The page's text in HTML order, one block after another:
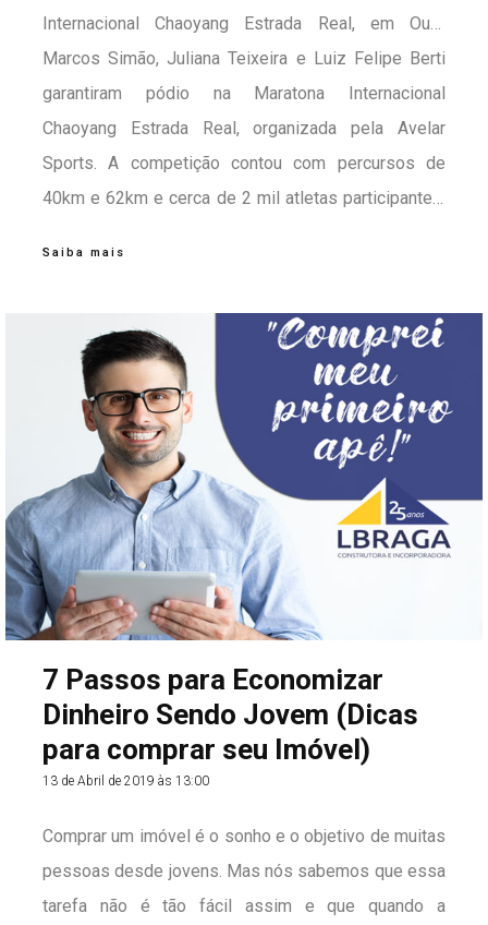
Internacional Chaoyang Estrada Real, em Ouro
Branco, Minas Gerais, e da GP Ravelli em Jacutinga,
também em MG.
Marcos Simão, Juliana Teixeira e Luiz Felipe Berti
garantiram pódio na Maratona Internacional
Chaoyang Estrada Real, organizada pela Avelar
Sports. A competição contou com percursos de
40km e 62km e cerca de 2 mil atletas participantes,
na categoria Sub 30, também percurso completo, e
Luiz Felipe ficou com a 2ª colocação na categoria
Master, percurso reduzido. Na GP Ravelli, o atleta
Marcos garantiu a 1ª colocação na categoria Master
A1 e 6º lugar geral. A equipe ainda conta com o
ciclista Leonardo Dias.
Saiba mais
7 Passos para Economizar
Dinheiro Sendo Jovem (Dicas
para comprar seu Imóvel)
13 de Abril de 2019 às 13:00
Comprar um imóvel é o sonho e o objetivo de muitas
pessoas desde jovens. Mas nós sabemos que essa
tarefa não é tão fácil assim e que quando a